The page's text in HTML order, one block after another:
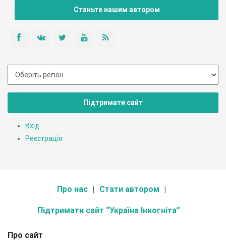
Станьте нашим автором
Підтримати сайт
Вхід
Реєстрація
Про нас Стати автором
Підтримати сайт “Україна Інкогніта”
Про сайт